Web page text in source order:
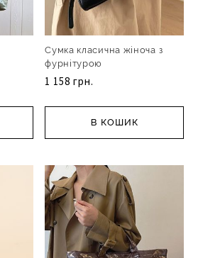
Сумка класична жіноча з
фурнітурою
1 158 грн.
В КОШИК